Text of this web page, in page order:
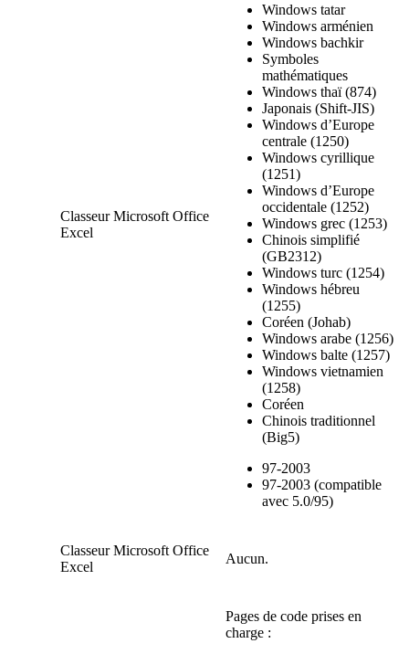
Classeur Microsoft Office
Excel
Windows tatar
Windows arménien
Windows bachkir
Symboles
mathématiques
Windows thaï (874)
Japonais (Shift-JIS)
Windows d’Europe
centrale (1250)
Windows cyrillique
(1251)
Windows d’Europe
occidentale (1252)
Windows grec (1253)
Chinois simplifié
(GB2312)
Windows turc (1254)
Windows hébreu
(1255)
Coréen (Johab)
Windows arabe (1256)
Windows balte (1257)
Windows vietnamien
(1258)
Coréen
Chinois traditionnel
(Big5)
97-2003
97-2003 (compatible
avec 5.0/95)
Classeur Microsoft Office
Excel
Aucun.
Pages de code prises en
charge :